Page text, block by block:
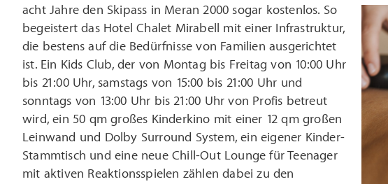
acht Jahre den Skipass in Meran 2000 sogar kostenlos. So
begeistert das Hotel Chalet Mirabell mit einer Infrastruktur,
die bestens auf die Bedürfnisse von Familien ausgerichtet
ist. Ein Kids Club, der von Montag bis Freitag von 10:00 Uhr
bis 21:00 Uhr, samstags von 15:00 bis 21:00 Uhr und
sonntags von 13:00 Uhr bis 21:00 Uhr von Profis betreut
wird, ein 50 qm großes Kinderkino mit einer 12 qm großen
Leinwand und Dolby Surround System, ein eigener Kinder-
Stammtisch und eine neue Chill-Out Lounge für Teenager
mit aktiven Reaktionsspielen zählen dabei zu den